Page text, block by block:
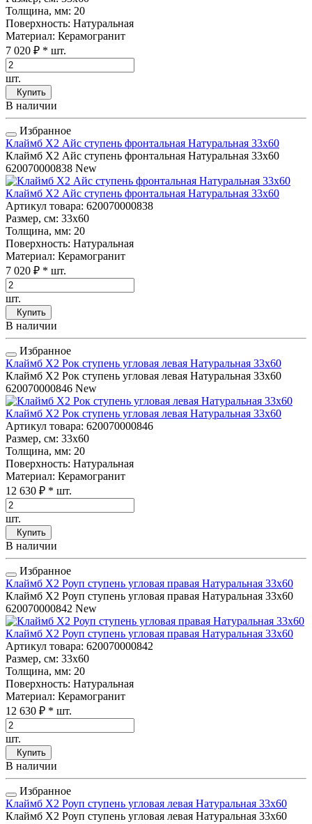
Толщина, мм: 20
Поверхность: Натуральная
Материал: Керамогранит
7 020 ₽ * шт.
шт.
Купить
В наличии
Избранное
Клаймб Х2 Айс ступень фронтальная Натуральная 33x60
Клаймб Х2 Айс ступень фронтальная Натуральная 33x60
620070000838 New
Клаймб Х2 Айс ступень фронтальная Натуральная 33x60
Артикул товара: 620070000838
Размер, см: 33x60
Толщина, мм: 20
Поверхность: Натуральная
Материал: Керамогранит
7 020 ₽ * шт.
шт.
Купить
В наличии
Избранное
Клаймб Х2 Рок ступень угловая левая Натуральная 33x60
Клаймб Х2 Рок ступень угловая левая Натуральная 33x60
620070000846 New
Клаймб Х2 Рок ступень угловая левая Натуральная 33x60
Артикул товара: 620070000846
Размер, см: 33x60
Толщина, мм: 20
Поверхность: Натуральная
Материал: Керамогранит
12 630 ₽ * шт.
шт.
Купить
В наличии
Избранное
Клаймб Х2 Роуп ступень угловая правая Натуральная 33x60
Клаймб Х2 Роуп ступень угловая правая Натуральная 33x60
620070000842 New
Клаймб Х2 Роуп ступень угловая правая Натуральная 33x60
Артикул товара: 620070000842
Размер, см: 33x60
Толщина, мм: 20
Поверхность: Натуральная
Материал: Керамогранит
12 630 ₽ * шт.
шт.
Купить
В наличии
Избранное
Клаймб Х2 Роуп ступень угловая левая Натуральная 33x60
Клаймб Х2 Роуп ступень угловая левая Натуральная 33x60